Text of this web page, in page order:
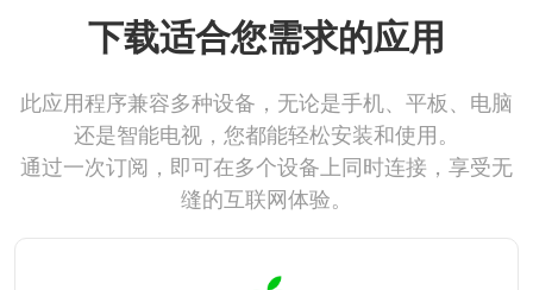
下载适合您需求的应用
此应用程序兼容多种设备，无论是手机、平板、电脑
还是智能电视，您都能轻松安装和使用。
通过一次订阅，即可在多个设备上同时连接，享受无
缝的互联网体验。